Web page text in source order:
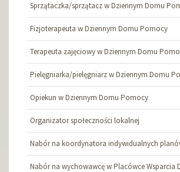
Sprzątaczka/sprzątacz w Dziennym Domu
Fizjoterapeuta w Dziennym Domu Pomocy
Terapeuta zajęciowy w Dziennym Domu
Pielęgniarka/pielęgniarz w Dziennym Domu
Opiekun w Dziennym Domu Pomocy
Organizator społeczności lokalnej
Nabór na koordynatora indywidualnych
Nabór na wychowawcę w Placówce Wsparcia